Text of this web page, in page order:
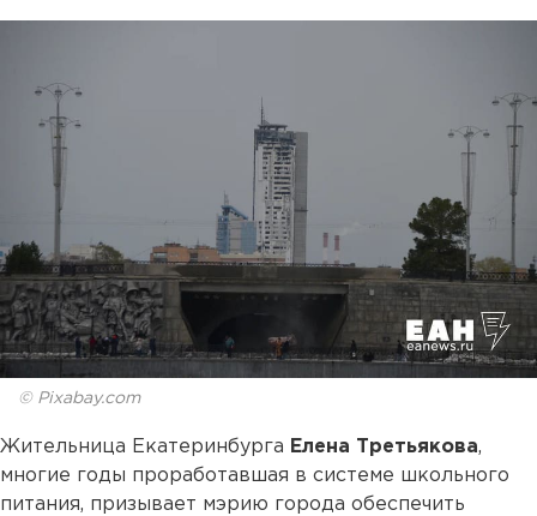
© Pixabay.com
Жительница Екатеринбурга Елена Третьякова,
многие годы проработавшая в системе школьного
питания, призывает мэрию города обеспечить